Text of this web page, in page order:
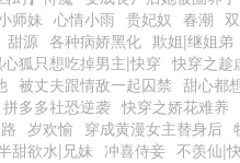
师妹 心情小雨 贵妃奴 春潮
甜源 各种病娇黑化 欺姐|继姐弟
狐只想吃掉男主|快穿 快穿之趁
被丈夫跟情敌一起囚禁 甜心都
拼多多社恐逆袭 快穿之娇花难养
岁欢愉 穿成黄漫女主替身后
甜欲水|兄妹 冲喜侍妾 不羡仙|